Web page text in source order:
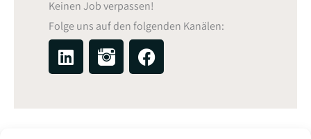
Keinen Job verpassen!
Folge uns auf den folgenden Kanälen:
L
i
F
a